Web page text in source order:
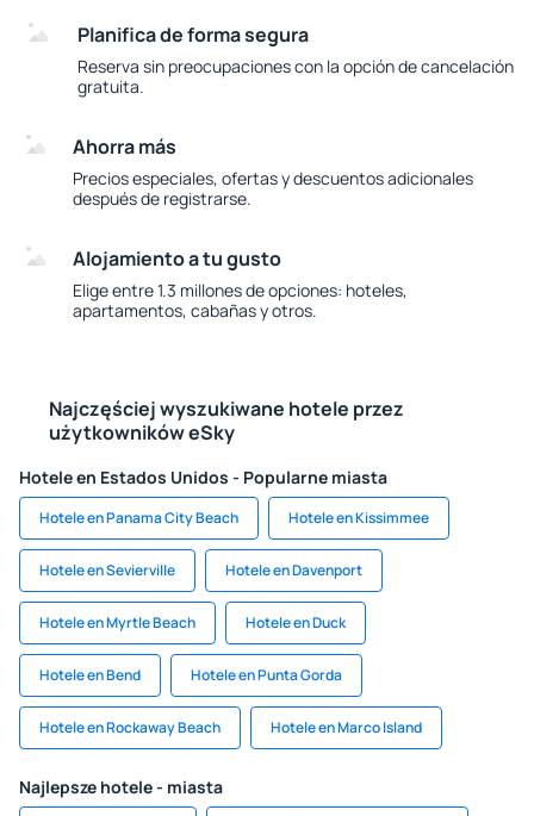
Planifica de forma segura
Reserva sin preocupaciones con la opción de cancelación
gratuita.
Ahorra más
Precios especiales, ofertas y descuentos adicionales
después de registrarse.
Alojamiento a tu gusto
Elige entre 1.3 millones de opciones: hoteles,
apartamentos, cabañas y otros.
Najczęściej wyszukiwane hotele przez
użytkowników eSky
Hotele en Estados Unidos - Popularne miasta
Hotele en Panama City Beach Hotele en Kissimmee
Hotele en Sevierville Hotele en Davenport
Hotele en Myrtle Beach Hotele en Duck
Hotele en Bend Hotele en Punta Gorda
Hotele en Rockaway Beach Hotele en Marco Island
Najlepsze hotele - miasta